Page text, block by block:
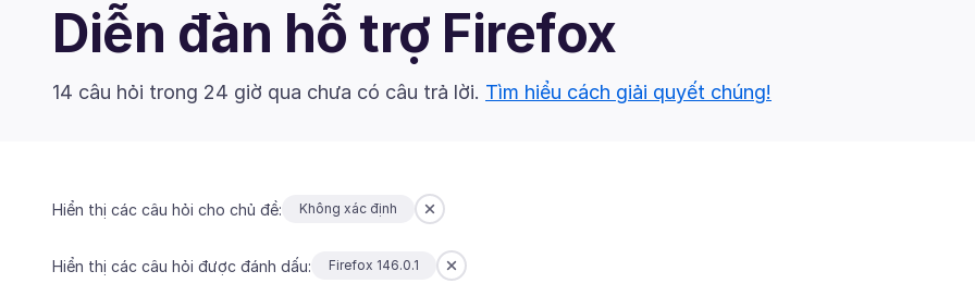
Diễn đàn hỗ trợ Firefox
14 câu hỏi trong 24 giờ qua chưa có câu trả lời. Tìm hiểu cách giải quyết chúng!
Hiển thị các câu hỏi cho chủ đề: Không xác định
Hiển thị các câu hỏi được đánh dấu: Firefox 146.0.1